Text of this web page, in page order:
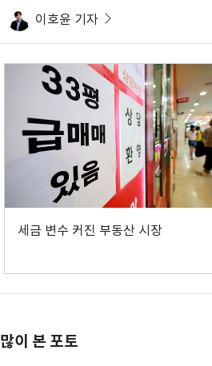
이호윤 기자
세금 변수 커진 부동산 시장
많이 본 포토